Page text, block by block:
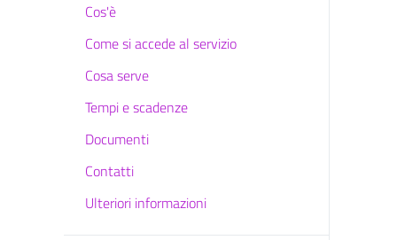
Cos'è
Come si accede al servizio
Cosa serve
Tempi e scadenze
Documenti
Contatti
Ulteriori informazioni